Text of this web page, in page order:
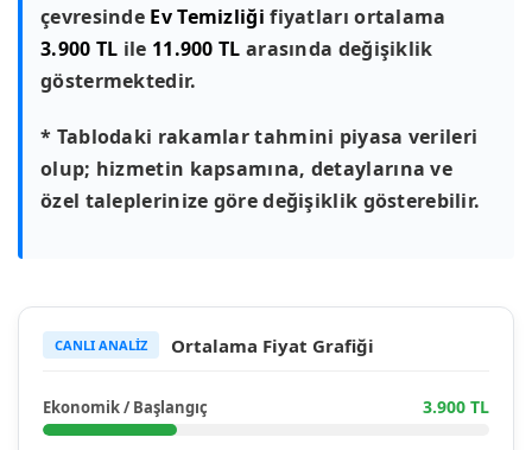
çevresinde Ev Temizliği fiyatları ortalama
3.900 TL ile 11.900 TL arasında değişiklik
göstermektedir.
* Tablodaki rakamlar tahmini piyasa verileri
olup; hizmetin kapsamına, detaylarına ve
özel taleplerinize göre değişiklik gösterebilir.
CANLI ANALİZ Ortalama Fiyat Grafiği
Ekonomik / Başlangıç 3.900 TL